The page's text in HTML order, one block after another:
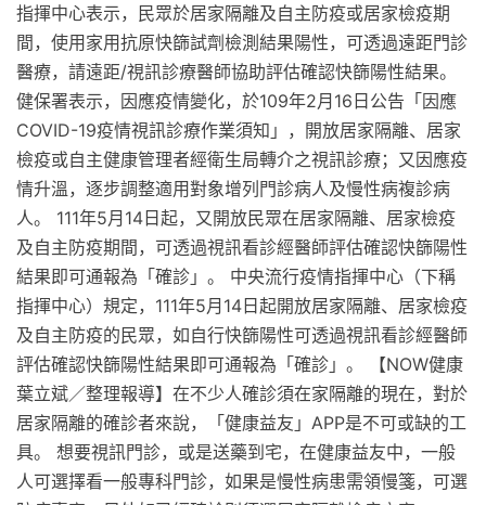
指揮中心表示，民眾於居家隔離及自主防疫或居家檢疫期
間，使用家用抗原快篩試劑檢測結果陽性，可透過遠距門診
醫療，請遠距/視訊診療醫師協助評估確認快篩陽性結果。
健保署表示，因應疫情變化，於109年2月16日公告「因應
COVID-19疫情視訊診療作業須知」，開放居家隔離、居家
檢疫或自主健康管理者經衛生局轉介之視訊診療；又因應疫
情升溫，逐步調整適用對象增列門診病人及慢性病複診病
人。 111年5月14日起，又開放民眾在居家隔離、居家檢疫
及自主防疫期間，可透過視訊看診經醫師評估確認快篩陽性
結果即可通報為「確診」。 中央流行疫情指揮中心（下稱
指揮中心）規定，111年5月14日起開放居家隔離、居家檢疫
及自主防疫的民眾，如自行快篩陽性可透過視訊看診經醫師
評估確認快篩陽性結果即可通報為「確診」。 【NOW健康
葉立斌／整理報導】在不少人確診須在家隔離的現在，對於
居家隔離的確診者來說，「健康益友」APP是不可或缺的工
具。 想要視訊門診，或是送藥到宅，在健康益友中，一般
人可選擇看一般專科門診，如果是慢性病患需領慢箋，可選